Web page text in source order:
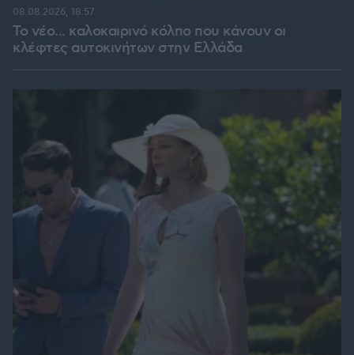
Το νέο... καλοκαιρινό κόλπο που κάνουν οι
κλέφτες αυτοκινήτων στην Ελλάδα
08.08.2026, 18:57